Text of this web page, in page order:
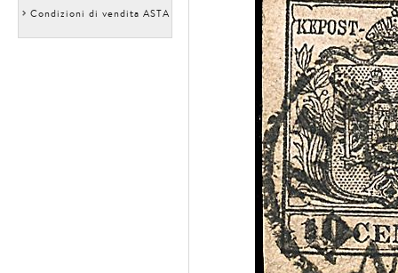
Condizioni di vendita ASTA